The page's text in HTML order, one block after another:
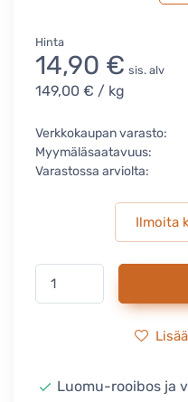
Hinta
14,90 € sis. alv
149,00 € / kg
Verkkokaupan varasto:
Myymäläsaatavuus:
Varastossa arviolta:
Ilmoita
Luomu-rooibos ja